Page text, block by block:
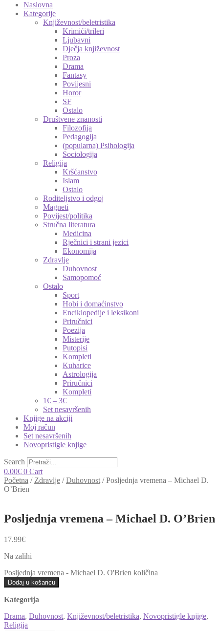
Naslovna
Kategorije
Književnost/beletristika
Krimići/trileri
Ljubavni
Dječja književnost
Proza
Drama
Fantasy
Povijesni
Horor
SF
Ostalo
Društvene znanosti
Filozofija
Pedagogija
(popularna) Psihologija
Sociologija
Religija
Kršćanstvo
Islam
Ostalo
Roditeljstvo i odgoj
Magneti
Povijest/politika
Stručna literatura
Medicina
Rječnici i strani jezici
Ekonomija
Zdravlje
Duhovnost
Samopomoć
Ostalo
Sport
Hobi i domaćinstvo
Enciklopedije i leksikoni
Priručnici
Poezija
Misterije
Putopisi
Kompleti
Kuharice
Astrologija
Priručnici
Kompleti
1€ – 3€
Set nesavršenih
Knjige na akciji
Moj račun
Set nesavršenih
Novopristigle knjige
Search
0.00€ 0 Cart
Početna / Zdravlje /Duhovnost /Posljednja vremena – Michael D.
O’Brien
Posljednja vremena – Michael D. O’Brien
17.99€
Na zalihi
Posljednja vremena - Michael D. O'Brien količina
Dodaj u košaricu
Kategorija
Drama, Duhovnost, Književnost/beletristika, Novopristigle knjige,
Religija